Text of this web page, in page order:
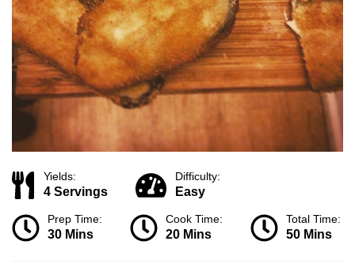
Yields:
4 Servings
Difficulty:
Easy
Prep Time:
30 Mins
Cook Time:
20 Mins
Total Time:
50 Mins